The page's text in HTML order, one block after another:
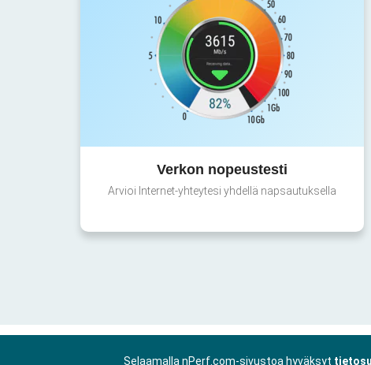
Verkon nopeustesti
Arvioi Internet-yhteytesi yhdellä napsautuksella
Selaamalla nPerf.com-sivustoa hyväksyt